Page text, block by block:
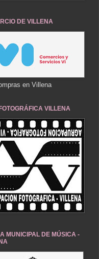
DE VILLENA
en Villena
VILLENA
MUNICIPAL DE MÚSICA -